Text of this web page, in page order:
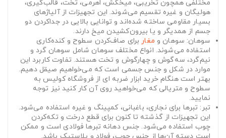
مختلفی همچون تخریبی، میخکش، اهرمی، تخت، قالب‌گیری،
هولیگان و غیره تقسیم می‌شوند. این تجهیزات از آلیاژهای
بسیار مقاومی ساخته شده‌اند و توانایی بالایی در جداکردن دو
جسم از همدیگر و یا بیرون‌کشیدن میخ دارند.
سوهان: سوهان و مغار برای صاف‌کردن سطوح و کنده‌کاری
استفاده می‌شوند. انواع مختلف سوهان شامل سوهان گرد و
نیم‌گرد، سه‌گوش و چهارگوش و تخت هستند. تفاوت کاربرد این
موارد در شکل و جنس جسمی است که می‌خواهیم صیقل دهیم.
بهتر است هنگام خرید ابزار ضربه‌ ای از فروشگاه کولیس به
سطوح و متریالی که می‌خواهید روی آن کار کنید نیز توجه
نمایید.
تبر: تبرها برای نجاری، باغبانی، کمپینگ و غیره استفاده می‌شود.
این تجهیزات از گذشته تا کنون برای قطع درخت و تکه‌کردن
چوب استفاده می‌شود. جنس دهانه تبرها فولادی است و ممکن